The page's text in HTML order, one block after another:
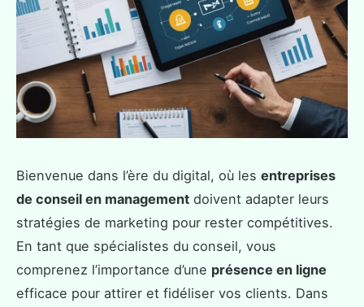
Bienvenue dans l’ère du digital, où les entreprises
de conseil en management doivent adapter leurs
stratégies de marketing pour rester compétitives.
En tant que spécialistes du conseil, vous
comprenez l’importance d’une présence en ligne
efficace pour attirer et fidéliser vos clients. Dans